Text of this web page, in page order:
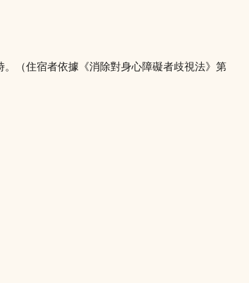
（住宿者依據《消除對身心障礙者歧視法》第